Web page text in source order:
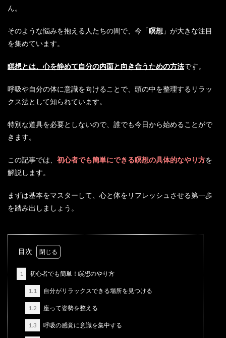
ん。
そのような悩みを抱える人たちの間で、今「瞑想 」が大きな注目
を集めています。
瞑想とは、心を静めて自分の内面と向き合うための方法です。
呼吸や自分の体に意識を向けることで、頭の中を整理するリラッ
クス法として知られています。
特別な道具を必要としないので、誰でも今日から始めることがで
きます。
この記事では、 初心者でも簡単にできる瞑想の具体的なやり方を
解説します。
まずは基本をマスターして、心と体をリフレッシュさせる第一歩
を踏み出しましょう。
目次
1 初心者でも簡単！瞑想のやり方
1.1 自分がリラックスできる場所を見つける
1.2 座って姿勢を整える
1.3 呼吸の感覚に意識を集中する